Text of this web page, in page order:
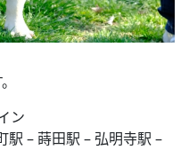
ン
駅 – 蒔田駅 – 弘明寺駅 –